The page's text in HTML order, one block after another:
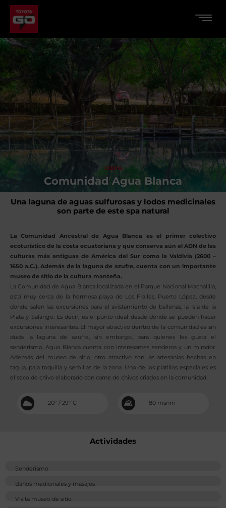
COSTA
Comunidad Agua Blanca
Una laguna de aguas sulfurosas y lodos medicinales
son parte de este spa natural
La Comunidad Ancestral de Agua Blanca es el primer colectivo
ecoturístico de la costa ecuatoriana y que conserva aún el ADN de las
culturas más antiguas de América del Sur como la Valdivia (2600 –
1650 a.C.). Además de la laguna de azufre, cuenta con un importante
museo de sitio de la cultura manteña.
La Comunidad de Agua Blanca localizada en el Parque Nacional Machalilla,
está muy cerca de la hermosa playa de Los Frailes, Puerto López, desde
donde salen las excursiones para el avistamiento de ballenas, la Isla de la
Plata y Salango. Es decir, es el punto ideal desde donde se pueden hacer
excursiones interesantes. El mayor atractivo dentro de la comunidad es sin
duda la laguna de azufre, sin embargo, para quienes les gusta el
senderismo, Agua Blanca cuenta con interesantes senderos y un mirador.
Además del museo de sitio, otro atractivo son las artesanías hechas en
tagua, paja toquilla y semillas de la zona. Uno de los platillos especiales es
el seco de chivo elaborado con carne de chivos criados en la comunidad.
20º / 29º C 80 msnm
Actividades
Senderismo
Baños medicinales y masajes
Visita museo de sitio